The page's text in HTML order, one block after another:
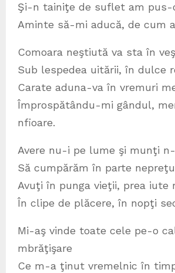
Şi-n tainiţe de suflet am pus-
Aminte să-mi aducă, de cum
Comoara neştiută va sta în
Sub lespedea uitării, în dulce
Carate aduna-va în vremuri
Împrospătându-mi gândul,
nfioare.
Avere nu-i pe lume şi munţi
Să cumpărăm în parte
Avuţi în punga vieţii, prea iute
În clipe de plăcere, în nopţi
Mi-aş vinde toate cele pe-o
mbrăţişare
Ce m-a ţinut vremelnic în